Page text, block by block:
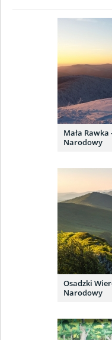
Mała
Narodowy
Osadzki
Narodowy